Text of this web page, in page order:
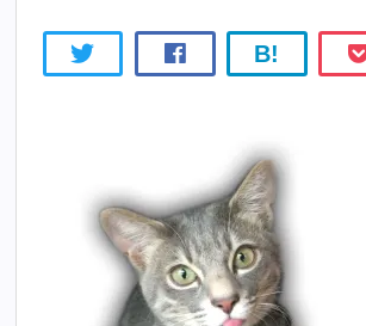
B!